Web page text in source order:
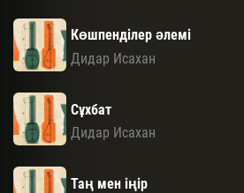
Көшпенділер әлемі
Дидар Исахан
Сұхбат
Дидар Исахан
Таң мен іңір